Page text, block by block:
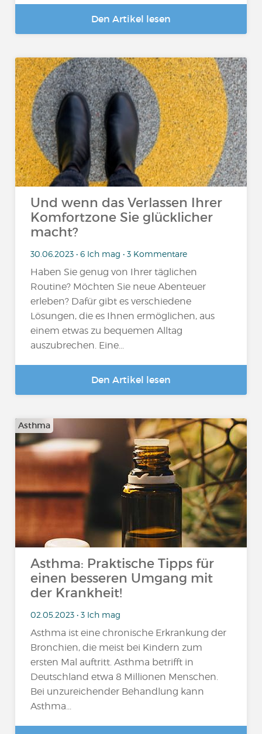
Den Artikel lesen
Und wenn das Verlassen Ihrer
Komfortzone Sie glücklicher
macht?
30.06.2023 • 6 Ich mag • 3 Kommentare
Haben Sie genug von Ihrer täglichen
Routine? Möchten Sie neue Abenteuer
erleben? Dafür gibt es verschiedene
Lösungen, die es Ihnen ermöglichen, aus
einem etwas zu bequemen Alltag
auszubrechen. Eine...
Den Artikel lesen
Asthma
Asthma: Praktische Tipps für
einen besseren Umgang mit
der Krankheit!
02.05.2023 • 3 Ich mag
Asthma ist eine chronische Erkrankung der
Bronchien, die meist bei Kindern zum
ersten Mal auftritt. Asthma betrifft in
Deutschland etwa 8 Millionen Menschen.
Bei unzureichender Behandlung kann
Asthma...